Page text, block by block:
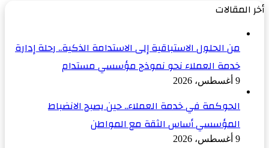
أخر المقالات
من الحلول الاستباقية إلى الاستدامة الذكية.. رحلة إدارة
خدمة العملاء نحو نموذج مؤسسي مستدام
9 أغسطس، 2026
الحوكمة في خدمة العملاء.. حين يصبح الانضباط
المؤسسي أساس الثقة مع المواطن
9 أغسطس، 2026